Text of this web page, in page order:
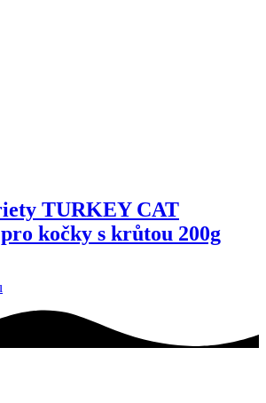
TURKEY CAT
kočky s krůtou 200g